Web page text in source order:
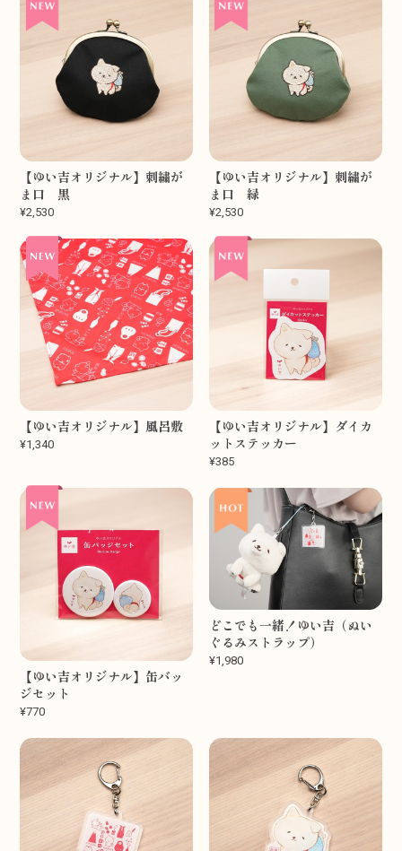
【ゆい吉オリジナル】刺繍が
ま口 黒
¥2,530
【ゆい吉オリジナル】刺繍が
ま口 緑
¥2,530
【ゆい吉オリジナル】風呂敷
¥1,340
【ゆい吉オリジナル】ダイカ
ットステッカー
¥385
【ゆい吉オリジナル】缶バッ
ジセット
¥770
どこでも一緒！ゆい吉（ぬい
ぐるみストラップ）
¥1,980